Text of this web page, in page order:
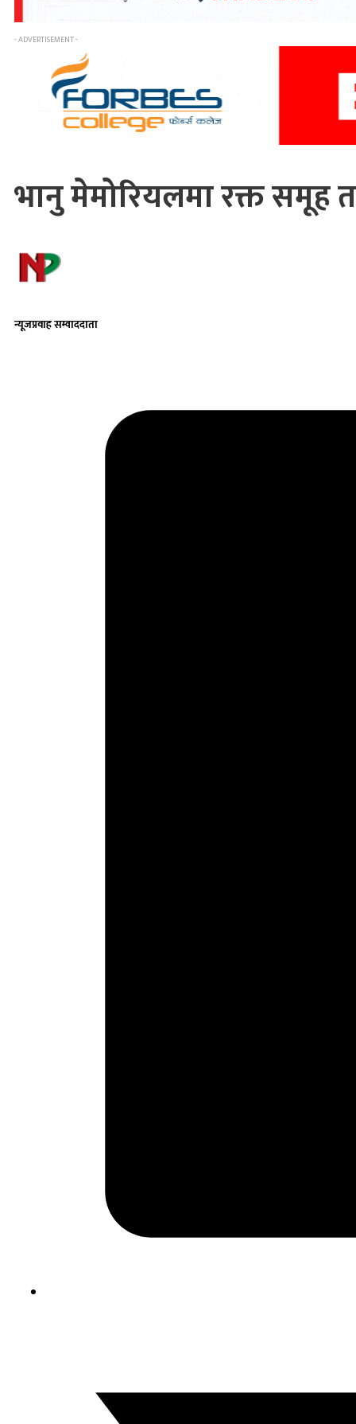
- ADVERTISEMENT -
भानु मेमोरियलमा रक्त समूह
न्यूजप्रवाह सम्वाददाता